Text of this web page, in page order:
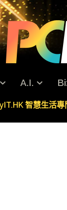
A.I.
智慧生活專